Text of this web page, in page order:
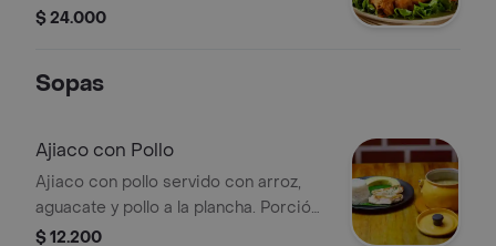
$ 24.000
Sopas
Ajiaco con Pollo
Ajiaco con pollo servido con arroz,
aguacate y pollo a la plancha. Porción
completa.
$ 12.200